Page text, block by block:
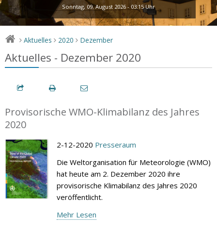
Sonntag, 09. August 2026 - 03:15 Uhr
> Aktuelles > 2020 > Dezember
Aktuelles - Dezember 2020
Provisorische WMO-Klimabilanz des Jahres
2020
2-12-2020 Presseraum
Die Weltorganisation für Meteorologie (WMO)
hat heute am 2. Dezember 2020 ihre
provisorische Klimabilanz des Jahres 2020
veröffentlicht.
Mehr Lesen